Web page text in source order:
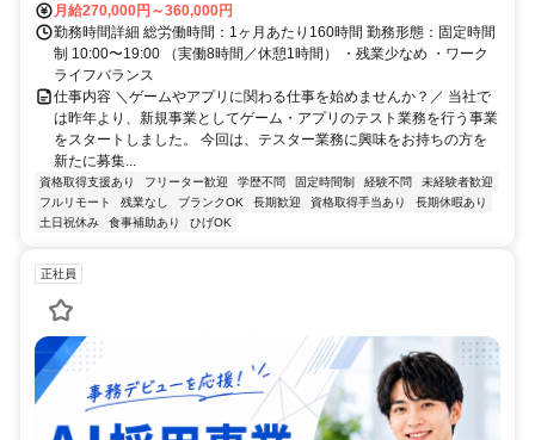
月給270,000円～360,000円
勤務時間詳細 総労働時間：1ヶ月あたり160時間 勤務形態：固定時間
制 10:00〜19:00 （実働8時間／休憩1時間） ・残業少なめ ・ワーク
ライフバランス
仕事内容 ＼ゲームやアプリに関わる仕事を始めませんか？／ 当社で
は昨年より、新規事業としてゲーム・アプリのテスト業務を行う事業
をスタートしました。 今回は、テスター業務に興味をお持ちの方を
新たに募集...
資格取得支援あり フリーター歓迎 学歴不問 固定時間制 経験不問
未経験者歓迎
フルリモート
残業なし ブランクOK 長期歓迎 資格取得手当あり
長期休暇あり
土日祝休み
食事補助あり ひげOK
正社員